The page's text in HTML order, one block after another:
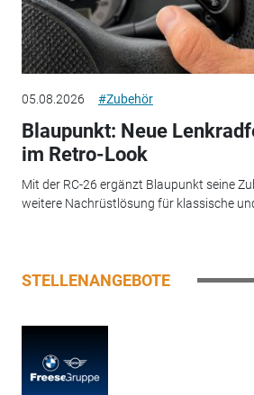
05.08.2026 #Zubehör
Blaupunkt: Neue
im Retro-Look
Mit der RC-26 ergänzt Blaupunkt seine
weitere Nachrüstlösung für klassische
STELLENANGEBOTE